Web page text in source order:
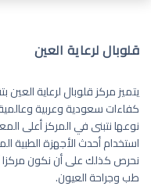
قلوبال لرعاية العين
يتميز مركز قلوبال لرعاية العين
كفاءات سعودية وعربية
نوعها نتبنى في المركز أعلى
استخدام أحدث الأجهزة
نحرص كذلك على أن نكون
طب وجراحة العيون.